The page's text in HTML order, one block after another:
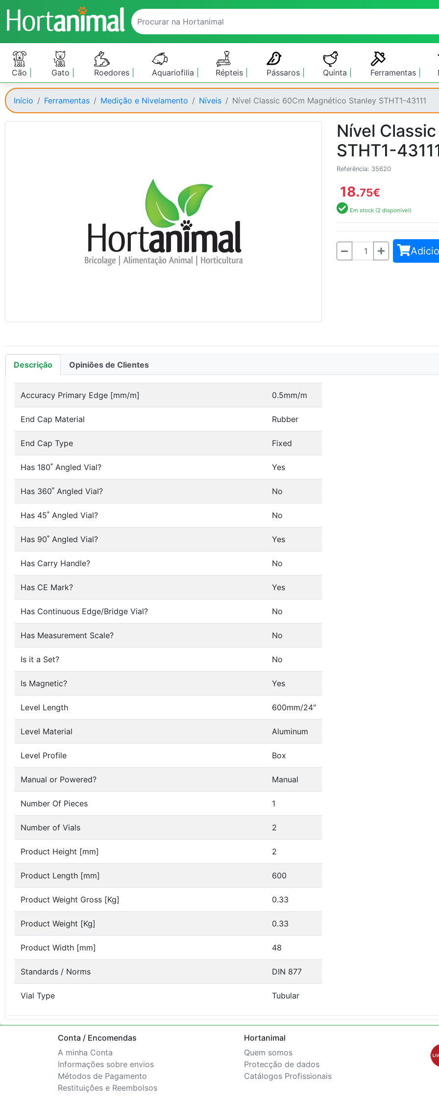
Cão Gato Roedores Aquariofilia Répteis Pássaros Quinta Ferramentas
Início Ferramentas Medição e Nivelamento Níveis Nível Classic 60Cm Magnético Stanley STHT1-43111
Nível
STHT1-
Referência: 35620
18.75€
Em stock (2 disponível)
Quantidade
Descrição Opiniões de Clientes
Accuracy Primary Edge [mm/m] 0.5mm/m
End Cap Material Rubber
End Cap Type Fixed
Has 180˚ Angled Vial? Yes
Has 360˚ Angled Vial? No
Has 45˚ Angled Vial? No
Has 90˚ Angled Vial? Yes
Has Carry Handle? No
Has CE Mark? Yes
Has Continuous Edge/Bridge Vial? No
Has Measurement Scale? No
Is it a Set? No
Is Magnetic? Yes
Level Length 600mm/24"
Level Material Aluminum
Level Profile Box
Manual or Powered? Manual
Number Of Pieces 1
Number of Vials 2
Product Height [mm] 2
Product Length [mm] 600
Product Weight Gross [Kg] 0.33
Product Weight [Kg] 0.33
Product Width [mm] 48
Standards / Norms DIN 877
Vial Type Tubular
Conta / Encomendas
A minha Conta
Informações sobre envios
Métodos de Pagamento
Restituições e Reembolsos
Hortanimal
Quem somos
Protecção de dados
Catálogos Profissionais